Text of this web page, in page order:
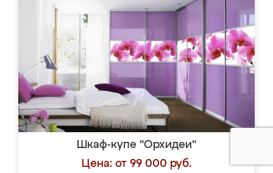
Шкаф-купе "Орхидеи"
Цена: от 99 000 руб.